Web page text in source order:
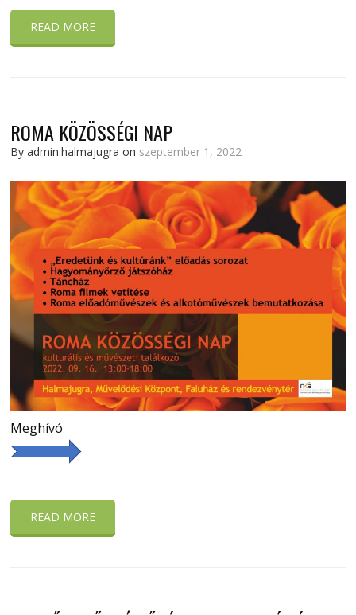
READ MORE
ROMA KÖZÖSSÉGI NAP
By admin.halmajugra on szeptember 1, 2022
Meghívó
READ MORE